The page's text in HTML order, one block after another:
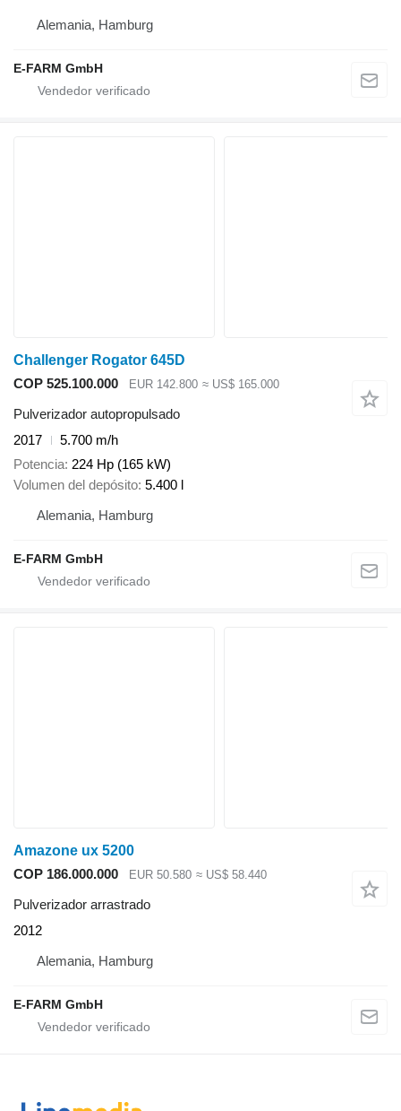
Alemania, Hamburg
E-FARM GmbH
Challenger Rogator 645D
COP 525.100.000
EUR 142.800 ≈ US$ 165.000
Pulverizador autopropulsado
2017
5.700 m/h
Potencia 224 Hp (165 kW)
Volumen del depósito 5.400 l
Alemania, Hamburg
E-FARM GmbH
Amazone ux 5200
COP 186.000.000
EUR 50.580 ≈ US$ 58.440
Pulverizador arrastrado
2012
Alemania, Hamburg
E-FARM GmbH